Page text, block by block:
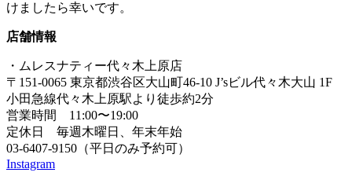
けましたら幸いです。
店舗情報
・ムレスナティー代々木上原店
〒151-0065 東京都渋谷区大山町46-10 J’sビル代々木大山 1F
小田急線代々木上原駅より徒歩約2分
営業時間 11:00〜19:00
定休日 毎週木曜日、年末年始
03-6407-9150（平日のみ予約可）
Instagram